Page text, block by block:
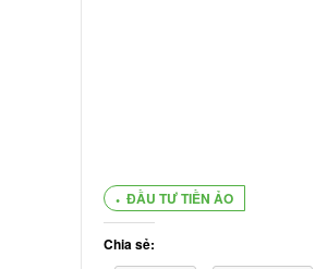
ĐẦU TƯ TIỀN ẢO
Chia sẻ: